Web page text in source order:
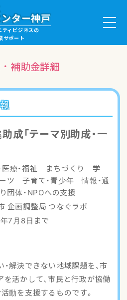
ター神戸
ティビジネスの
サポート
ランティア情報
サロン情報
・補助金情報
ーについて
・お問い合わせ
補助金詳細
成「テーマ別助成・一
療・福祉 まちづくり 学
ーツ 子育て・青少年 情報・通
団体・NPOへの支援
画調整局 つなぐラボ
7月8日まで
解決できない地域課題を、市
活かして、市民と行政が協働
動を支援するものです。